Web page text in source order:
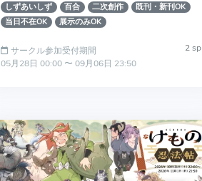
しずあいしず
百合 二次創作
既刊・新刊OK
当日不在OK
展示のみOK
2 sp
サークル参加受付期間
05月28日 00:00 〜 09月06日 23:50